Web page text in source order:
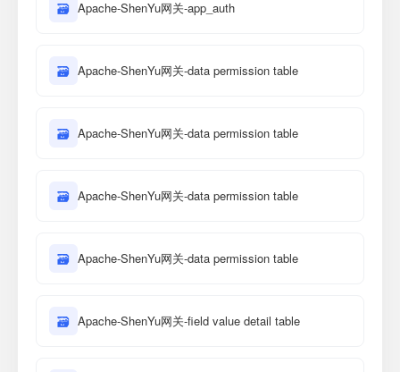
🗃 Apache-ShenYu网关-app_auth
🗃 Apache-ShenYu网关-data permission table
🗃 Apache-ShenYu网关-data permission table
🗃 Apache-ShenYu网关-data permission table
🗃 Apache-ShenYu网关-data permission table
🗃 Apache-ShenYu网关-field value detail table